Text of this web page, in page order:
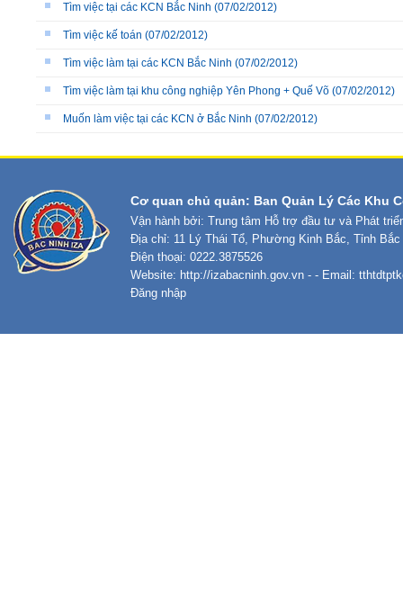
Tìm việc tại các KCN Bắc Ninh (07/02/2012)
Tìm việc kế toán (07/02/2012)
Tìm việc làm tại các KCN Bắc Ninh (07/02/2012)
Tìm việc làm tại khu công nghiệp Yên Phong + Quế Võ (07/02/2012)
Muốn làm việc tại các KCN ở Bắc Ninh (07/02/2012)
Cơ quan chủ quản: Ban Quản Lý Các Khu
Vận hành bởi: Trung tâm Hỗ trợ đầu tư và Phát
Địa chỉ: 11 Lý Thái Tổ, Phường Kinh Bắc, Tỉnh Bắc
Điện thoại: 0222.3875526
Website: http://izabacninh.gov.vn - - Email:
Đăng nhập